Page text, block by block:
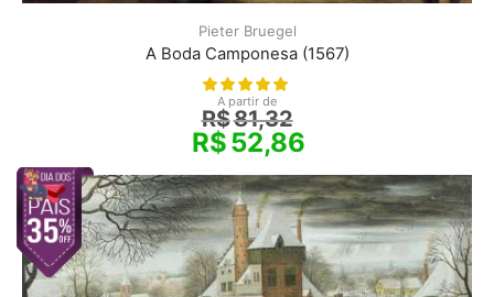
Pieter Bruegel
A Boda Camponesa (1567)
A partir de
R$81,32
R$52,86